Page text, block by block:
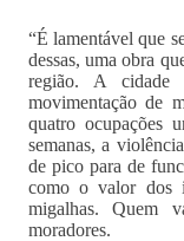
“É lamentável que
dessas, uma obra
região. A cidade
movimentação de
quatro ocupações
semanas, a
de pico para de
como o valor dos
migalhas. Quem
moradores.